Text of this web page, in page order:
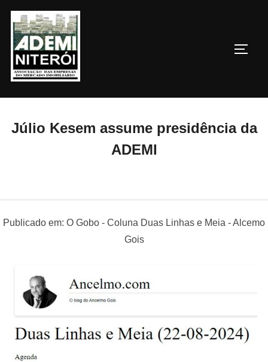
para
conteúdo
Júlio Kesem assume presidência da
ADEMI
Publicado em: O Gobo - Coluna Duas Linhas e Meia - Alcemo
Gois